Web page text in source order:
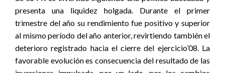
presenta una liquidez holgada. Durante el primer
trimestre del año su rendimiento fue positivo y superior
al mismo período del año anterior, revirtiendo también el
deterioro registrado hacia el cierre del ejercicio’08. La
favorable evolución es consecuencia del resultado de las